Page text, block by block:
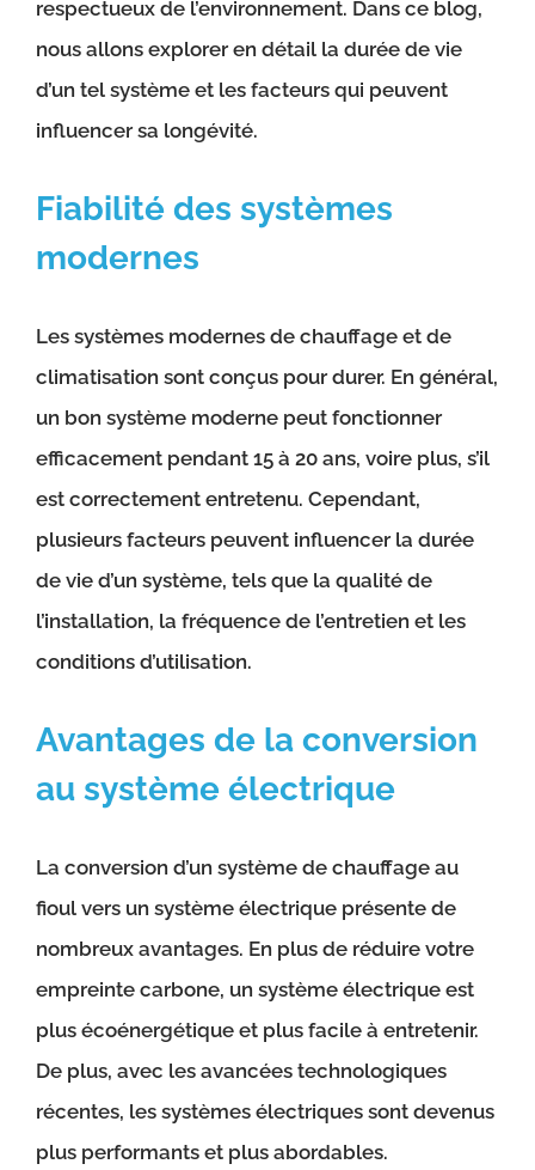
respectueux de l’environnement. Dans ce blog,
nous allons explorer en détail la durée de vie
d’un tel système et les facteurs qui peuvent
influencer sa longévité.
Fiabilité des systèmes
modernes
Les systèmes modernes de chauffage et de
climatisation sont conçus pour durer. En général,
un bon système moderne peut fonctionner
efficacement pendant 15 à 20 ans, voire plus, s’il
est correctement entretenu. Cependant,
plusieurs facteurs peuvent influencer la durée
de vie d’un système, tels que la qualité de
l’installation, la fréquence de l’entretien et les
conditions d’utilisation.
Avantages de la conversion
au système électrique
La conversion d’un système de chauffage au
fioul vers un système électrique présente de
nombreux avantages. En plus de réduire votre
empreinte carbone, un système électrique est
plus écoénergétique et plus facile à entretenir.
De plus, avec les avancées technologiques
récentes, les systèmes électriques sont devenus
plus performants et plus abordables.